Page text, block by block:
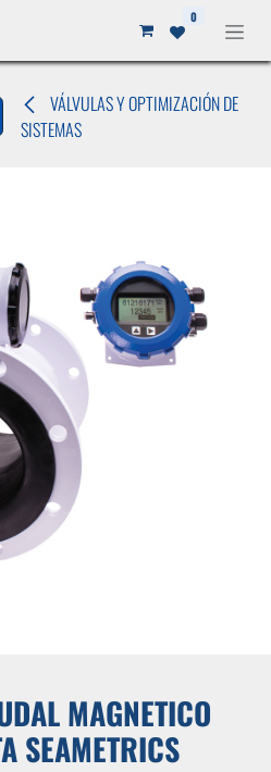
0
VÁLVULAS Y OPTIMIZACIÓN DE
SISTEMAS
MAGNETICO
SEAMETRICS